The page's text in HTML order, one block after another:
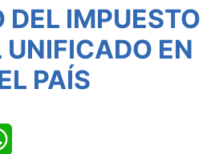
DEL IMPUESTO
UNIFICADO EN
PAÍS